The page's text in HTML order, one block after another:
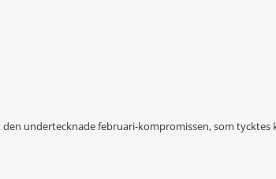
undertecknade februari-kompromissen, som tycktes